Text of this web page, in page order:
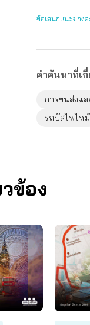
ข้อเสนอแนะของ
คำค้นหาที่เกี่
การขนส่งแ
รถบัสไฟไหม้
ข้อง